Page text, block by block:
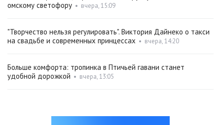
омскому светофору • вчера, 15:09
"Творчество нельзя регулировать". Виктория Дайнеко о такси
на свадьбе и современных принцессах • вчера, 14:20
Больше комфорта: тропинка в Птичьей гавани станет
удобной дорожкой • вчера, 13:05